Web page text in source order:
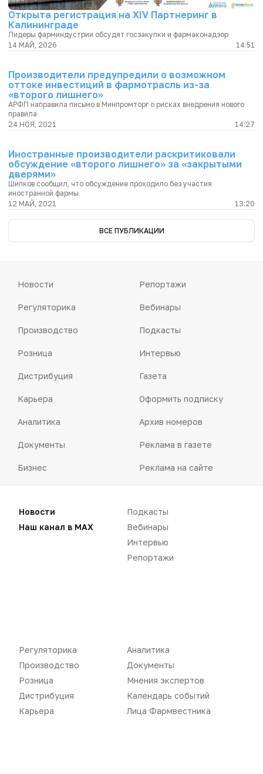
Открыта регистрация на XIV Партнеринг в
Калининграде
Лидеры фарминдустрии обсудят госзакупки и фармаконадзор
14 МАЙ, 2026
14:51
Производители предупредили о возможном
оттоке инвестиций в фармотрасль из-за
«второго лишнего»
АРФП направила письмо в Минпромторг о рисках внедрения нового
правила
24 НОЯ, 2021
14:27
Иностранные производители раскритиковали
обсуждение «второго лишнего» за «закрытыми
дверями»
Шипков сообщил, что обсуждение проходило без участия
иностранной фармы
12 МАЙ, 2021
13:20
ВСЕ ПУБЛИКАЦИИ
«Политика конфиденциальности»
Новости
Регуляторика
Производство
Розница
Дистрибуция
Карьера
Аналитика
Документы
Бизнес
Репортажи
Вебинары
Подкасты
Интервью
Газета
Оформить подписку
Архив номеров
Реклама в газете
Реклама на сайте
ограничений, установленных Правообладателем
автора используемых материалов и ссылки на портал
Pharmvestnik.ru как на источник заимствования с обязательной
гиперссылкой на сайтpharmvestnik.ru
Новости
Наш канал в MAX
Подкасты
Вебинары
Интервью
Репортажи
Регуляторика
Производство
Розница
Дистрибуция
Карьера
Аналитика
Документы
Мнения экспертов
Календарь событий
Лица Фармвестника